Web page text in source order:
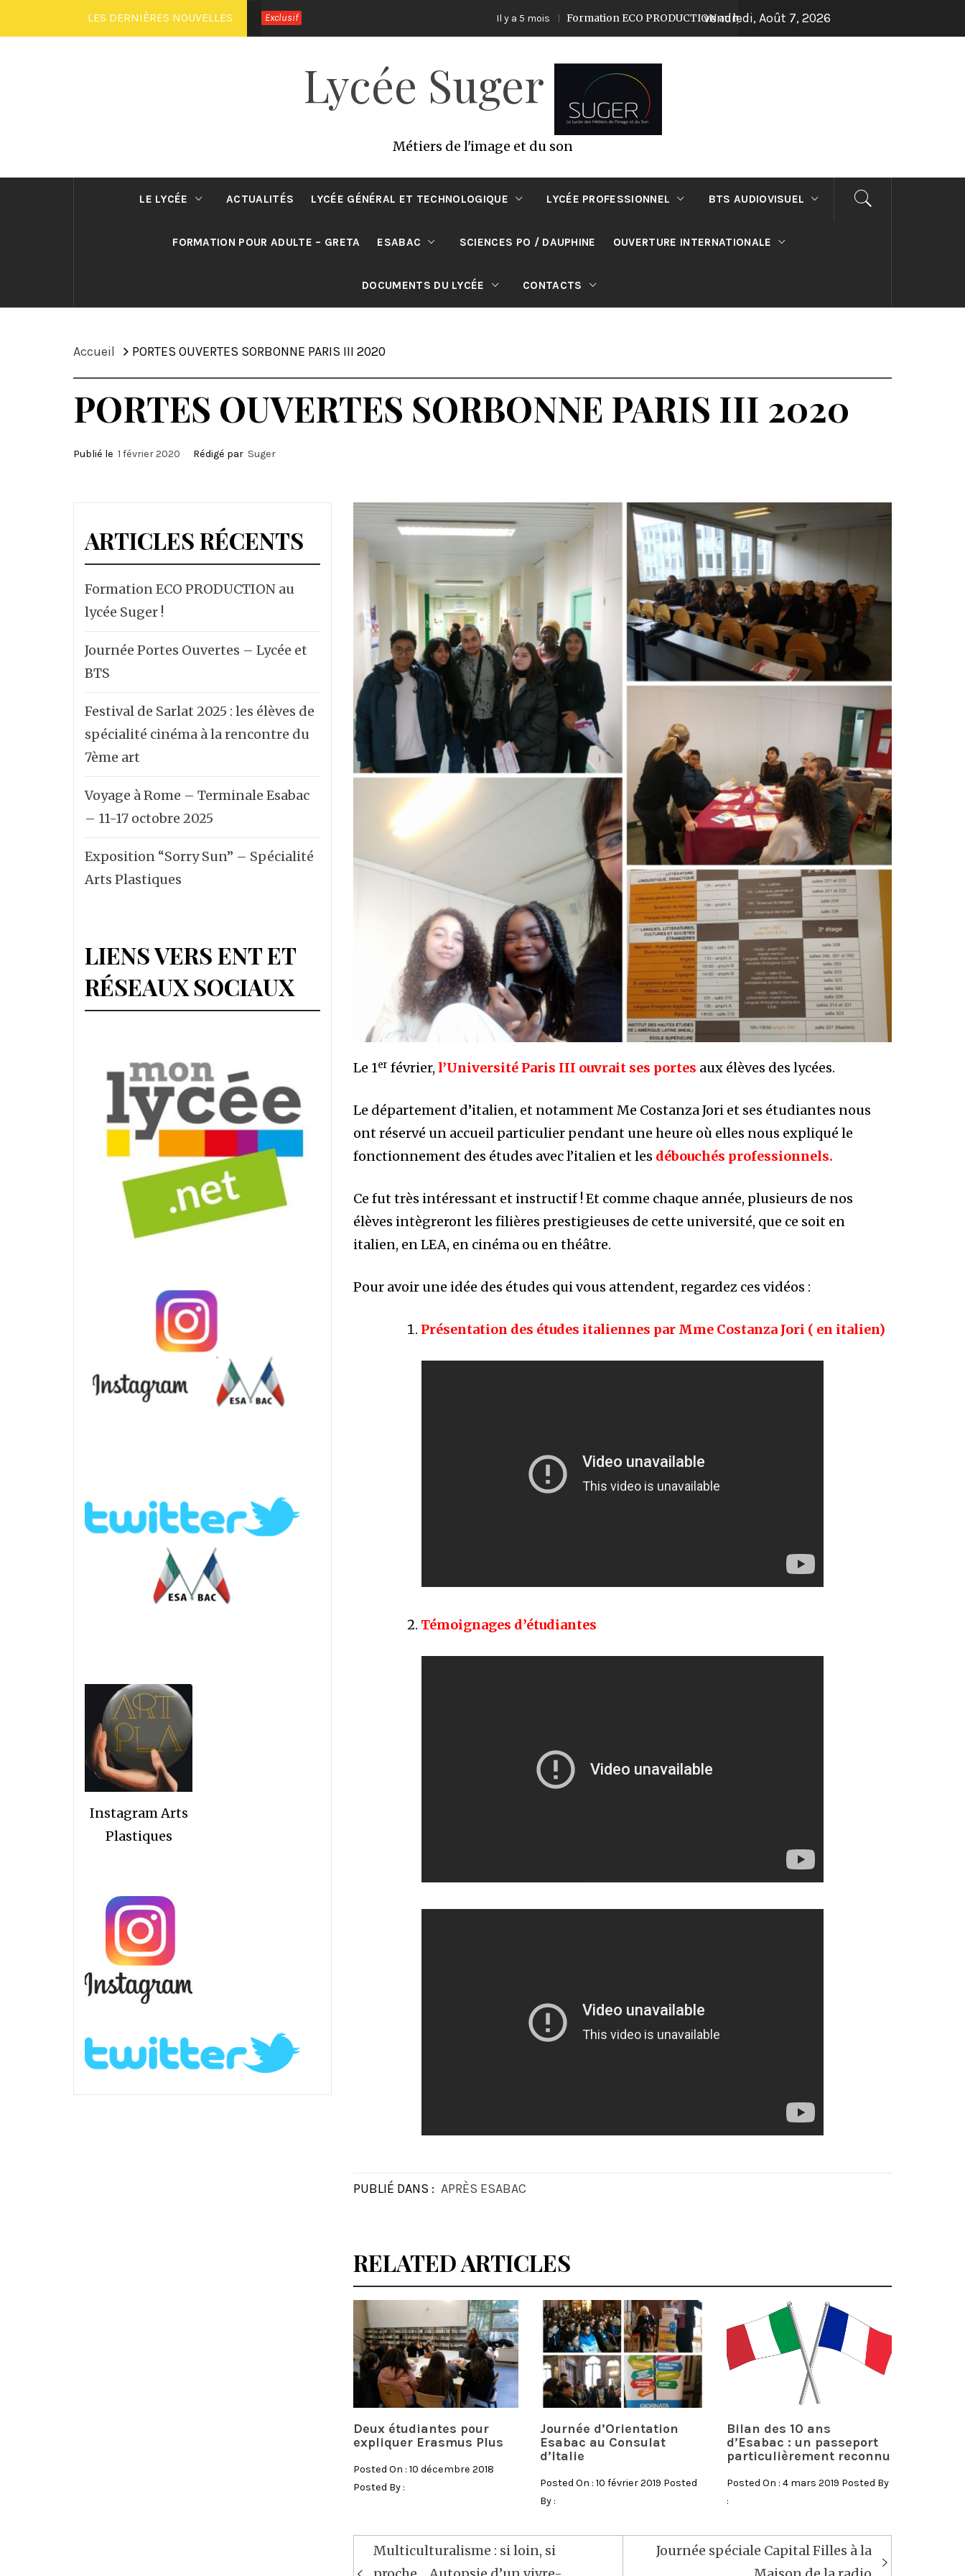
au
LES DERNIÈRES NOUVELLES Exclusif Il y a 5 mois Formation ECO PRODUCTION au lycée Suger ! Il y a 7 mois
vendredi, Août 7, 2026
Lycée Suger
Métiers de l'image et du son
LE LYCÉE ACTUALITÉS LYCÉE GÉNÉRAL ET TECHNOLOGIQUE LYCÉE PROFESSIONNEL BTS AUDIOVISUEL
FORMATION POUR ADULTE – GRETA ESABAC SCIENCES PO / DAUPHINE OUVERTURE INTERNATIONALE
DOCUMENTS DU LYCÉE CONTACTS
Accueil PORTES OUVERTES SORBONNE PARIS III 2020
PORTES OUVERTES SORBONNE PARIS III 2020
Publié le 1 février 2020 Rédigé par Suger
Le 1er février, l’Université Paris III ouvrait ses portes aux élèves des lycées.
Le département d’italien, et notamment Me Costanza Jori et ses étudiantes nous
ont réservé un accueil particulier pendant une heure où elles nous expliqué le
fonctionnement des études avec l’italien et les débouchés professionnels.
Ce fut très intéressant et instructif ! Et comme chaque année, plusieurs de nos
élèves intègreront les filières prestigieuses de cette université, que ce soit en
italien, en LEA, en cinéma ou en théâtre.
Pour avoir une idée des études qui vous attendent, regardez ces vidéos :
Présentation des études italiennes par Mme Costanza Jori ( en italien)
Témoignages d’étudiantes
PUBLIÉ DANS : APRÈS ESABAC
RELATED ARTICLES
Deux étudiantes pour
expliquer Erasmus Plus
Posted On : 10 décembre 2018
Posted By :
Journée d’Orientation
Esabac au Consulat
d’Italie
Posted On : 10 février 2019 Posted
By :
Bilan des 10 ans
d’Esabac : un passeport
particulièrement reconnu
Posted On : 4 mars 2019 Posted By
:
Navigation
Multiculturalisme : si loin, si
Journée spéciale Capital Filles à la
ARTICLES RÉCENTS
Formation ECO PRODUCTION au
lycée Suger !
Journée Portes Ouvertes – Lycée et
BTS
Festival de Sarlat 2025 : les élèves de
spécialité cinéma à la rencontre du
7ème art
Voyage à Rome – Terminale Esabac
– 11-17 octobre 2025
Exposition “Sorry Sun” – Spécialité
Arts Plastiques
LIENS VERS ENT ET
RÉSEAUX SOCIAUX
Instagram Arts
Plastiques